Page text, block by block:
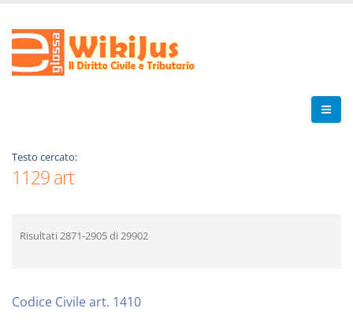
Testo cercato:
1129 art
Risultati 2871-2905di 29902
Codice Civile art. 1410